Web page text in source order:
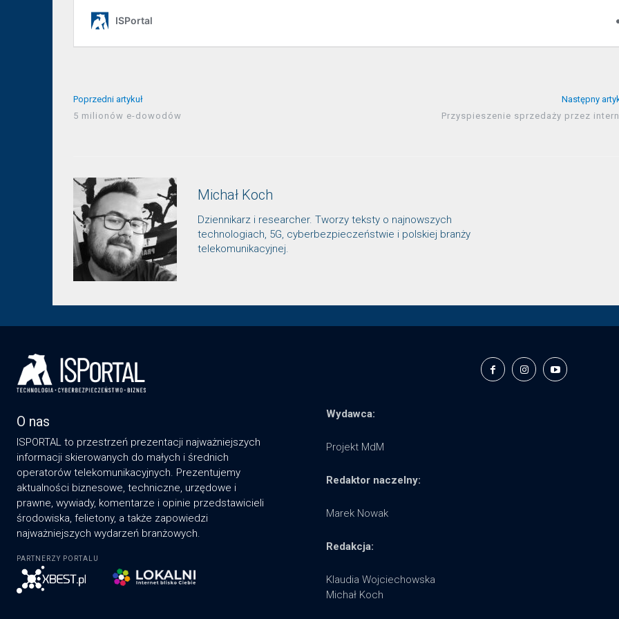
Poprzedni artykuł
5 milionów e-dowodów
Następny
Przyspieszenie sprzedaży przez
Michał Koch
Dziennikarz i researcher. Tworzy teksty o najnowszych
technologiach, 5G, cyberbezpieczeństwie i polskiej branży
telekomunikacyjnej.
O nas
ISPORTAL to przestrzeń prezentacji najważniejszych
informacji skierowanych do małych i średnich
operatorów telekomunikacyjnych. Prezentujemy
aktualności biznesowe, techniczne, urzędowe i
prawne, wywiady, komentarze i opinie przedstawicieli
środowiska, felietony, a także zapowiedzi
najważniejszych wydarzeń branżowych.
PARTNERZY PORTALU
Wydawca:
Projekt MdM
Redaktor naczelny:
Marek Nowak
Redakcja:
Klaudia Wojciechowska
Michał Koch